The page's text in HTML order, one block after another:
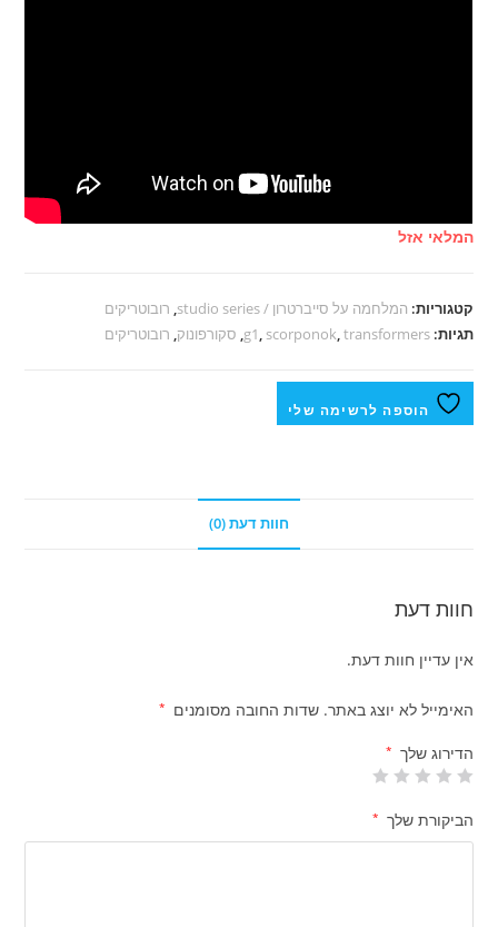
המלאי אזל
קטגוריות: המלחמה על סייברטרון / studio series , רובוטריקים
תגיות:
g1, scorponok,transformers
, סקורפונוק, רובוטריקים
הוספה לרשימה שלי
חוות דעת (0)
חוות דעת
אין עדיין חוות דעת.
האימייל לא יוצג באתר. שדות החובה מסומנים *
הדירוג שלך *
הביקורת שלך *